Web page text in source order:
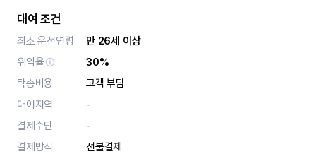
대여 조건
최소 운전연령
만 26세 이상
위약율
30%
탁송비용
고객 부담
대여지역
-
결제수단
-
결제방식
선불결제